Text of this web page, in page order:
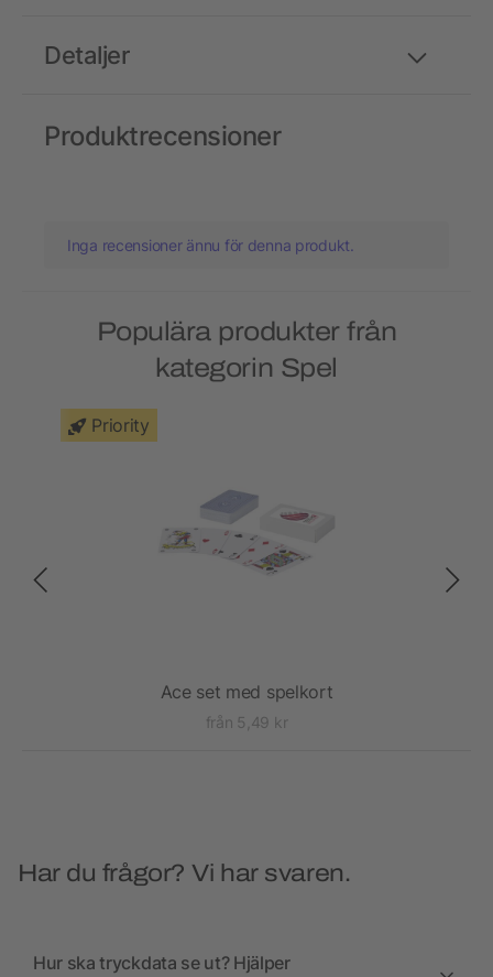
Detaljer
Produktrecensioner
Inga recensioner ännu för denna produkt.
Populära produkter från
kategorin Spel
Priority
Ace set med spelkort
från 5,49 kr
Har du frågor? Vi har svaren.
Hur ska tryckdata se ut? Hjälper